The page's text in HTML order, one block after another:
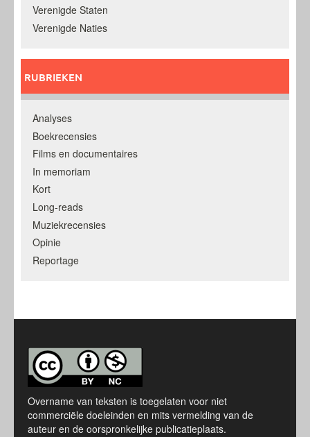
Verenigde Staten
Verenigde Naties
RUBRIEKEN
Analyses
Boekrecensies
Films en documentaires
In memoriam
Kort
Long-reads
Muziekrecensies
Opinie
Reportage
Overname van teksten is toegelaten voor niet
commerciële doeleinden en mits vermelding van de
auteur en de oorspronkelijke publicatieplaats.